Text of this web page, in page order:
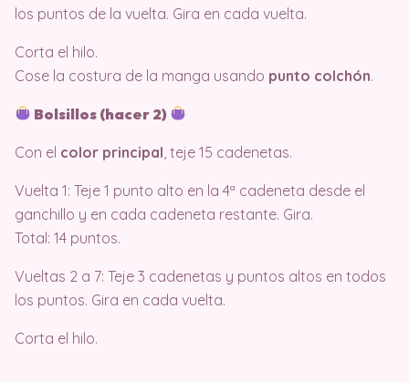
los puntos de la vuelta. Gira en cada vuelta.
Corta el hilo.
Cose la costura de la manga usando punto colchón.
Bolsillos (hacer 2)
Con el color principal , teje 15 cadenetas.
Vuelta 1: Teje 1 punto alto en la 4ª cadeneta desde el
ganchillo y en cada cadeneta restante. Gira.
Total: 14 puntos.
Vueltas 2 a 7: Teje 3 cadenetas y puntos altos en todos
los puntos. Gira en cada vuelta.
Corta el hilo.